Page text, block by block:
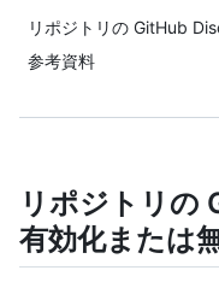
リポジトリの GitHub
参考資料
リポジトリの
有効化または